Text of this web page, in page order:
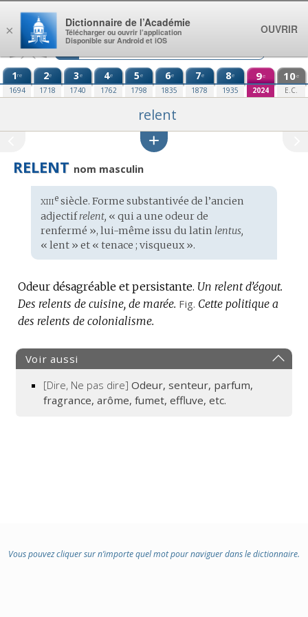
Aller au contenu
1re
1694
2e
1718
3e
1740
4e
1762
5e
1798
6e
1835
7e
1878
8e
1935
9e
2024
10e
E.C.
relent
RELENT nom masculin
Étymologie
:
xiiiesiècle. Forme substantivée de l’ancien
adjectifrelent, « qui a une odeur de
renfermé », lui-même issu du latin lentus,
« lent » et « tenace ; visqueux ».
Odeur désagréable et persistante. Un relent d’égout.
Des relents de cuisine, de marée. Fig. Cette politique a
des relents de colonialisme.
Voir aussi
[Dire, Ne pas dire]Odeur, senteur, parfum,
fragrance, arôme, fumet, effluve, etc.
Vous pouvez cliquer sur n’importe quel mot pour naviguer dans le dictionnaire.
×
Dictionnaire de l’Académie
Télécharger ou ouvrir l’application
Disponible sur Android et iOS
OUVRIR